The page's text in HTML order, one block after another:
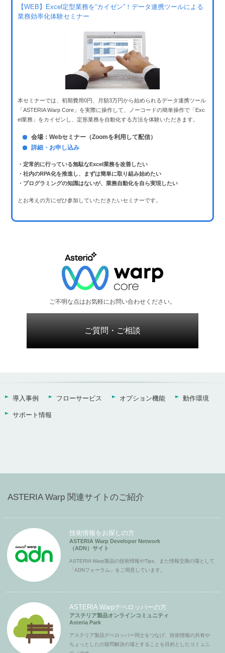
【WEB】Excel定型業務を“カイゼン”！データ連携ツールによる
業務効率化体験セミナー
本セミナーでは、初期費用0円、月額3万円から始められるデータ連携ツール
「ASTERIA Warp Core」を実際に操作して、ノーコードの簡単操作で「Exc
el業務」をカイゼンし、定形業務を自動化する方法を体験いただきます。
会場：Webセミナー（Zoomを利用して配信）
詳細・お申し込み
・定常的に行っている無駄なExcel業務を改善したい
・社内のRPA化を推進し、まずは簡単に取り組み始めたい
・プログラミングの知識はないが、業務自動化を自ら実現したい
とお考えの方にぜひ参加していただきたいセミナーです。
ご不明な点はお気軽にお問い合わせください。
ご質問・ご相談
導入事例 フローサービス オプション機能 動作環境
サポート情報
ASTERIA Warp 関連サイトのご紹介
技術情報をお探しの方
ASTERIA Warp Developer Network
（ADN）サイト
ASTERIA Warp製品の技術情報やTips、また情報交換の場として
「ADNフォーラム」をご用意しています。
ASTERIA Warpデベロッパーの方
アステリア製品オンラインコミュニティ
Asteria Park
アステリア製品デベロッパー同士をつなげ、技術情報の共有や
ちょっとしたの疑問解決の場とすることを目的としたコミュニ